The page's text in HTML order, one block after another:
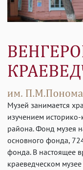
Музей занимается
изучением историко-
района. Фонд музея
основного фонда,
фонда. В настоящее
краеведческом